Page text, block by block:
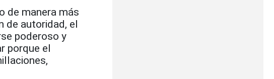
de manera más
de autoridad, el
poderoso y
porque el